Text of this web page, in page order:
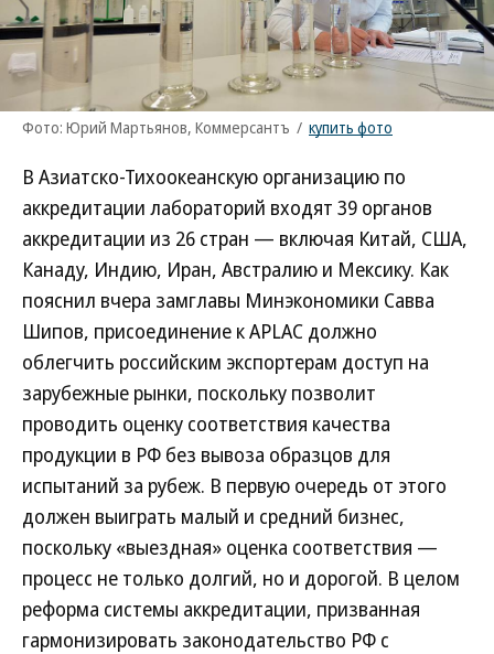
Фото: Юрий Мартьянов, Коммерсантъ / купить фото
В Азиатско-Тихоокеанскую организацию по
аккредитации лабораторий входят 39 органов
аккредитации из 26 стран — включая Китай, США,
Канаду, Индию, Иран, Австралию и Мексику. Как
пояснил вчера замглавы Минэкономики Савва
Шипов, присоединение к APLAC должно
облегчить российским экспортерам доступ на
зарубежные рынки, поскольку позволит
проводить оценку соответствия качества
продукции в РФ без вывоза образцов для
испытаний за рубеж. В первую очередь от этого
должен выиграть малый и средний бизнес,
поскольку «выездная» оценка соответствия —
процесс не только долгий, но и дорогой. В целом
реформа системы аккредитации, призванная
гармонизировать законодательство РФ с